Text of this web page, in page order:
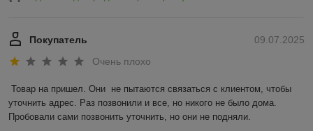
09.07.2025
Покупатель
Очень плохо
Товар на пришел. Они  не пытаются связаться с клиентом, чтобы
уточнить адрес. Раз позвонили и все, но никого не было дома.
Пробовали сами позвонить уточнить, но они не подняли.